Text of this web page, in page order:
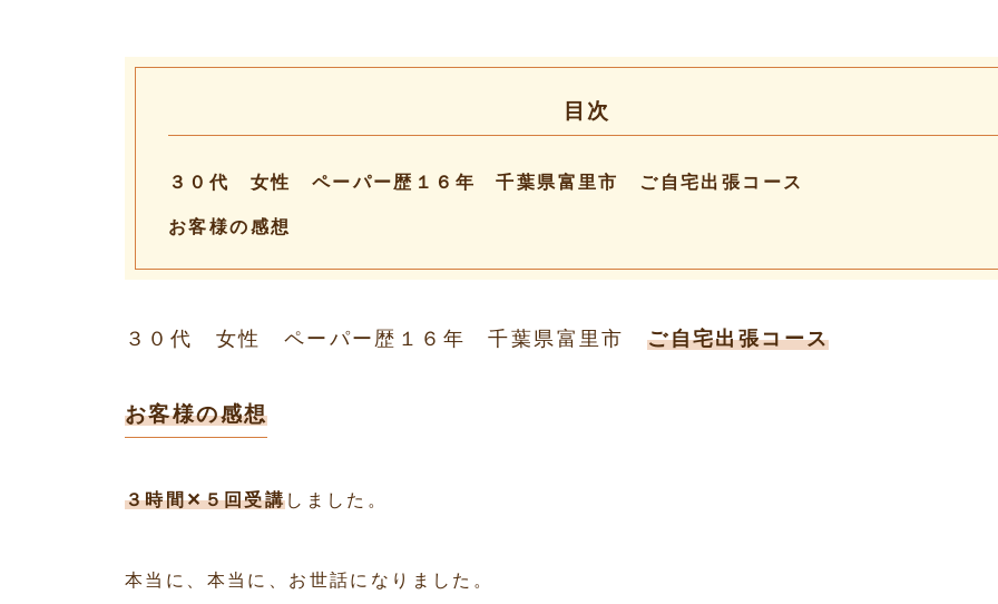
目次
３０代 女性 ペーパー歴１６年 千葉県富里市 ご自宅出張コース
お客様の感想
３０代 女性 ペーパー歴１６年 千葉県富里市ご自宅出張コース
お客様の感想
３時間✕５回受講しました。
本当に、本当に、お世話になりました。